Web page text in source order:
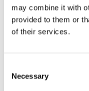
may combine it with
provided to them or
of their services.
Selection
Necessary
GRATIS LEVERING
14 DAGEN
350m2 FYSIEKE WINKEL